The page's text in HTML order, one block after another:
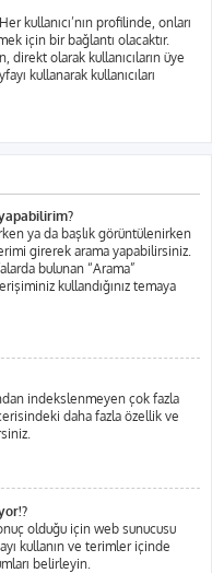
kullanıcı’nın profilinde, onları
için bir bağlantı olacaktır.
direkt olarak kullanıcıların üye
kullanarak kullanıcıları
ya da başlık görüntülenirken
girerek arama yapabilirsiniz.
bulunan “Arama”
kullandığınız temaya
indekslenmeyen çok fazla
daha fazla özellik ve
olduğu için web sunucusu
kullanın ve terimler içinde
belirleyin.